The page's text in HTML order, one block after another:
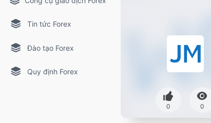
Tin tức Forex
Đào tạo Forex
Quy định Forex
0 0